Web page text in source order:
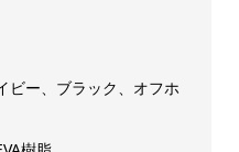
ビー、ブラック、オフホ